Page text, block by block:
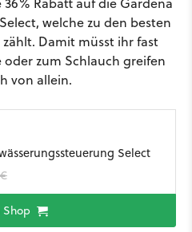
welche zu den besten
Damit müsst ihr fast
zum Schlauch greifen
von allein.
Select
Shop